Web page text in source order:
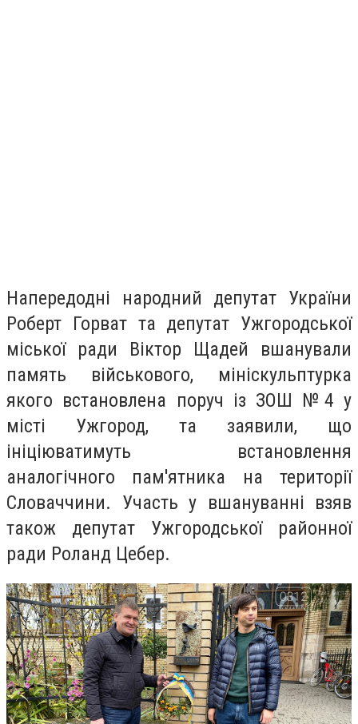
Напередодні народний депутат України
Роберт Горват та депутат Ужгородської
міської ради Віктор Щадей вшанували
память військового, мініскульптурка
якого встановлена поруч із ЗОШ №4 у
місті Ужгород, та заявили, що
ініціюватимуть встановлення
аналогічного пам'ятника на території
Словаччини. Участь у вшануванні взяв
також депутат Ужгородської районної
ради Роланд Цебер.